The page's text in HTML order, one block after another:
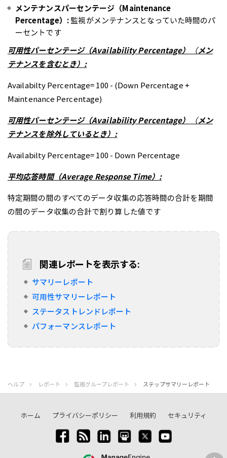
メンテナンスパーセンテージ（Maintenance
Percentage）:監視がメンテナンスとなっていた時間のパ
ーセントです
可用性パーセンテージ（Availability Percentage）
（メン
テナンスを含むとき）:
Availabilty Percentage= 100 - (Down Percentage +
Maintenance Percentage)
可用性パーセンテージ（Availability Percentage）
（メン
テナンスを除外しているとき）:
Availabilty Percentage= 100 - Down Percentage
平均応答時間（Average Response Time） :
特定期間の間のすべてのデータ収集の応答時間の合計を期間
の間のデータ収集の合計で割り算した値です
関連レポートを表示する:
サマリーレポート
可用性サマリーレポート
ステータストレンドレポート
パフォーマンスレポート
ヘルプ レポート 監視グループレポート ステップサマリーレポート
ホーム プライバシーポリシー 利用規約 セキュリティ